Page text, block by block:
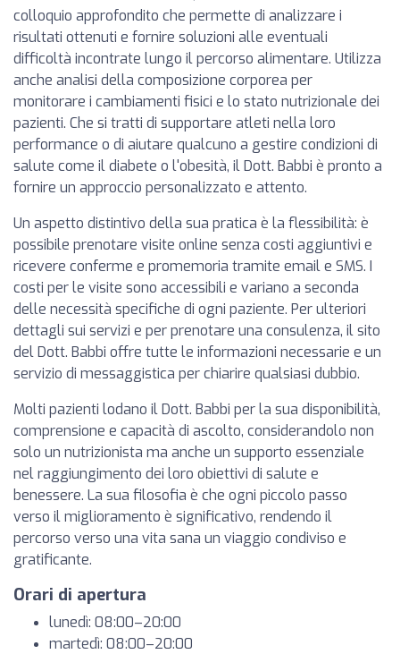
colloquio approfondito che permette di analizzare i
risultati ottenuti e fornire soluzioni alle eventuali
difficoltà incontrate lungo il percorso alimentare. Utilizza
anche analisi della composizione corporea per
monitorare i cambiamenti fisici e lo stato nutrizionale dei
pazienti. Che si tratti di supportare atleti nella loro
performance o di aiutare qualcuno a gestire condizioni di
salute come il diabete o l'obesità, il Dott. Babbi è pronto a
fornire un approccio personalizzato e attento.
Un aspetto distintivo della sua pratica è la flessibilità: è
possibile prenotare visite online senza costi aggiuntivi e
ricevere conferme e promemoria tramite email e SMS. I
costi per le visite sono accessibili e variano a seconda
delle necessità specifiche di ogni paziente. Per ulteriori
dettagli sui servizi e per prenotare una consulenza, il sito
del Dott. Babbi offre tutte le informazioni necessarie e un
servizio di messaggistica per chiarire qualsiasi dubbio.
Molti pazienti lodano il Dott. Babbi per la sua disponibilità,
comprensione e capacità di ascolto, considerandolo non
solo un nutrizionista ma anche un supporto essenziale
nel raggiungimento dei loro obiettivi di salute e
benessere. La sua filosofia è che ogni piccolo passo
verso il miglioramento è significativo, rendendo il
percorso verso una vita sana un viaggio condiviso e
gratificante.
Orari di apertura
lunedì: 08:00–20:00
martedì: 08:00–20:00